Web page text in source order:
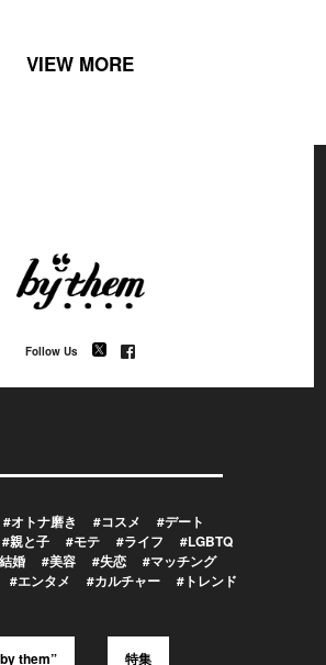
VIEW MORE
Follow Us
#オトナ磨き #コスメ
#デート
#親と子 #モテ #ライフ
#LGBTQ
婚 #美容 #失恋
#マッチング
#エンタメ #カルチャー #トレンド
them” 特集